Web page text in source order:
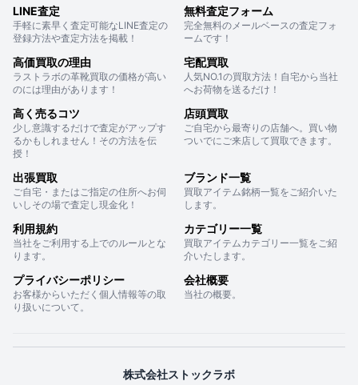
LINE査定
手軽に素早く査定可能なLINE査定の
登録方法や査定方法を掲載！
無料査定フォーム
完全無料のメールベースの査定フォ
ームです！
高価買取の理由
ラストラボの革靴買取の価格が高い
のには理由があります！
宅配買取
人気NO.1の買取方法！自宅から当社
へお荷物を送るだけ！
高く売るコツ
少し意識するだけで査定がアップす
るかもしれません！その方法を伝
授！
店頭買取
ご自宅から最寄りの店舗へ。買い物
ついでにご来店して買取できます。
出張買取
ご自宅・またはご指定の住所へお伺
いしその場で査定し現金化！
ブランド一覧
買取アイテム銘柄一覧をご紹介いた
します。
利用規約
当社をご利用する上でのルールとな
ります。
カテゴリー一覧
買取アイテムカテゴリー一覧をご紹
介いたします。
プライバシーポリシー
お客様からいただく個人情報等の取
り扱いについて。
会社概要
当社の概要。
株式会社ストックラボ